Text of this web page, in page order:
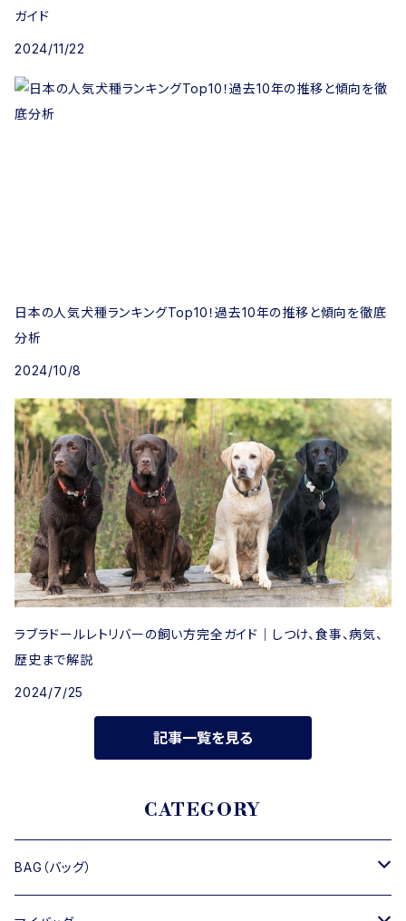
ガイド
2024/11/22
日本の人気犬種ランキングTop10！過去10年の推移と傾向を徹底
分析
2024/10/8
ラブラドールレトリバーの飼い方完全ガイド｜しつけ、食事、病気、
歴史まで解説
2024/7/25
記事一覧を見る
CATEGORY
BAG（バッグ）